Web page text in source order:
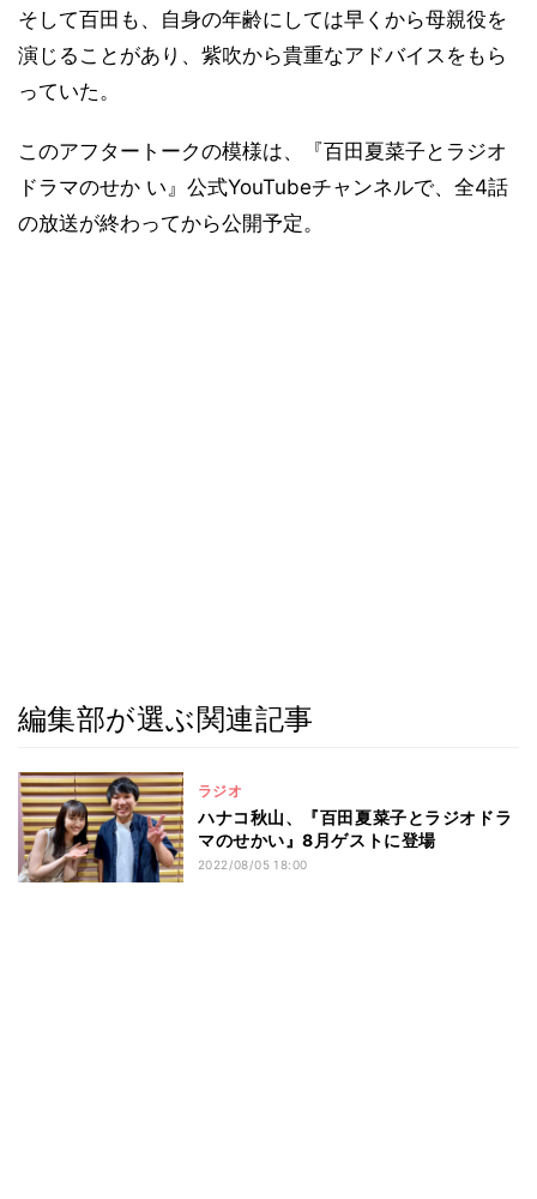
そして百田も、自身の年齢にしては早くから母親役を
演じることがあり、紫吹から貴重なアドバイスをもら
っていた。
このアフタートークの模様は、『百田夏菜子とラジオ
ドラマのせか い』公式YouTubeチャンネルで、全4話
の放送が終わってから公開予定。
編集部が選ぶ関連記事
ラジオ
ハナコ秋山、『百田夏菜子とラジオドラ
マのせかい』8月ゲストに登場
2022/08/05 18:00